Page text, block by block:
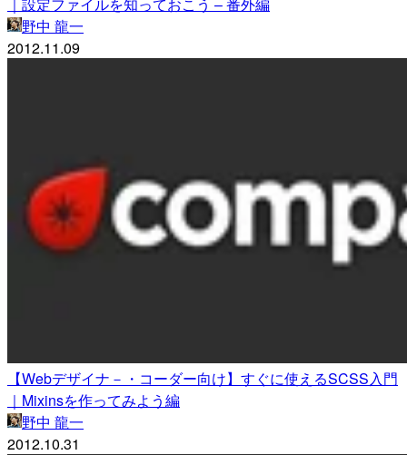
野中 龍一
2012.11.09
【Webデザイナ－・コーダー向け】すぐに使えるSCSS入門
｜Mixinsを作ってみよう編
野中 龍一
2012.10.31